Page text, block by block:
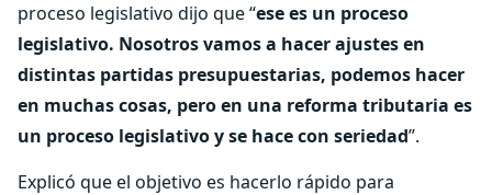
proceso legislativo dijo que “ese es un proceso
legislativo. Nosotros vamos a hacer ajustes en
distintas partidas presupuestarias, podemos hacer
en muchas cosas, pero en una reforma tributaria es
un proceso legislativo y se hace con seriedad”.
Explicó que el objetivo es hacerlo rápido para